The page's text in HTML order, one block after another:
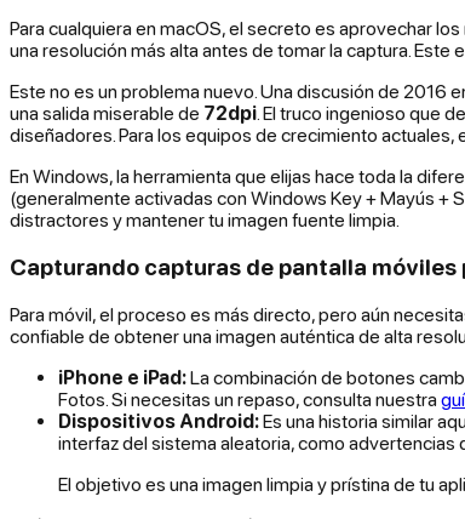
Para cualquiera en macOS, el secreto es aprovechar
una resolución más alta antes de tomar la captura.
Este no es un problema nuevo. Una discusión de 2016
una salida miserable de 72dpi . El truco ingenioso que
diseñadores. Para los equipos de crecimiento
En Windows, la herramienta que elijas hace toda la
(generalmente activadas con Windows Key + Mayús +
distractores y mantener tu imagen fuente limpia.
Capturando capturas de pantalla
Para móvil, el proceso es más directo, pero aún
confiable de obtener una imagen auténtica de alta
iPhone e iPad:La combinación de botones
Fotos. Si necesitas un repaso, consulta nuestra
Dispositivos Android:Es una historia similar
interfaz del sistema aleatoria, como advertencias
El objetivo es una imagen limpia y prístina de tu